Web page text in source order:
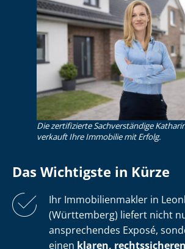
Die zertifizierte Sachverständige
verkauft Ihre Immobilie mit Erfolg.
Das Wichtigste in Kürze
Ihr Im­mo­bi­li­en­mak­ler in
(Württemberg) liefert nicht
ansprechendes Exposé,
einen klaren, rechtssicheren